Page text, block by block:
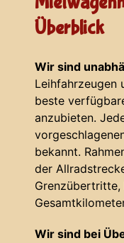
Überblick
Wir sind
Leihfahrzeugen
beste
anzubieten.
bekannt.
der
Grenzübertritte,
Wir sind bei